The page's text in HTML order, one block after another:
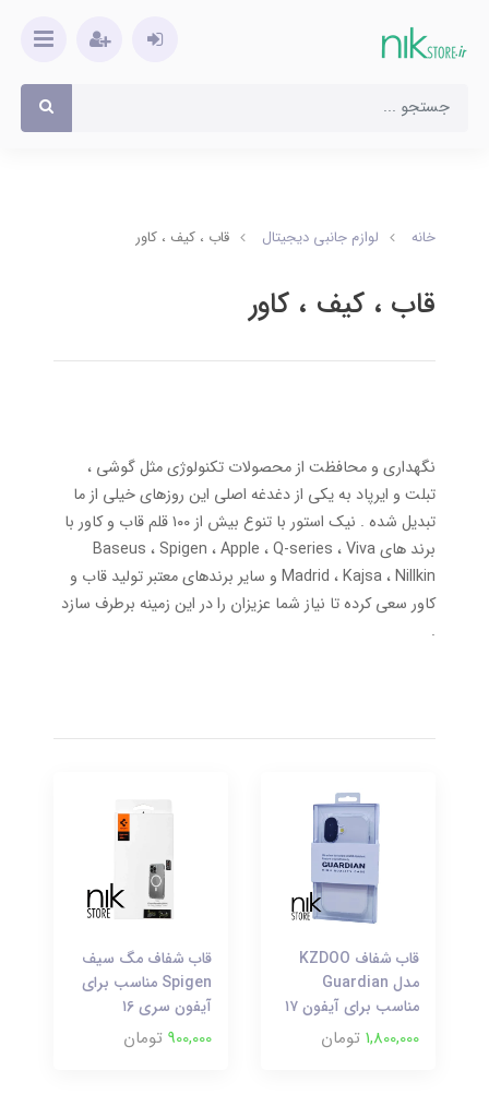
خانه لوازم جانبی دیجیتال قاب ، کیف ، کاور
قاب ، کیف ، کاور
نگهداری و محافظت از محصولات تکنولوژی مثل گوشی ،
تبلت و ایرپاد به یکی از دغدغه اصلی این روزهای خیلی از ما
تبدیل شده . نیک استور با تنوع بیش از ۱۰۰ قلم قاب و کاور با
برند های Baseus ، Spigen ، Apple ، Q-series ، Viva
Madrid ، Kajsa ، Nillkin و سایر برندهای معتبر تولید قاب و
کاور سعی کرده تا نیاز شما عزیزان را در این زمینه برطرف سازد
.
قاب شفاف KZDOO
مدل Guardian
مناسب برای آیفون ۱۷
1,800,000 تومان
قاب شفاف مگ سیف
Spigen مناسب برای
آیفون سری ۱6
900,000 تومان